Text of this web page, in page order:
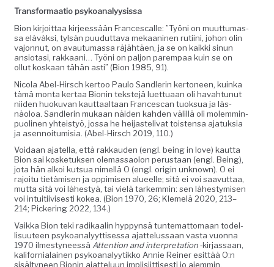
Trans­for­maa­tio psykoanalyysissa
Bion kir­joit­taa kir­jeessään Francescalle: ”Työni on muut­tumas­
sa eläväk­si, tyl­sän puudut­ta­va mekaa­ni­nen ruti­i­ni, johon olin
vajon­nut, on avau­tu­mas­sa räjähtäen, ja se on kaik­ki sin­un
ansio­tasi, rakkaani… Työni on paljon parem­paa kuin se on
ollut koskaan tähän asti” (Bion 1985, 91).
Nico­la Abel-Hirsch ker­too Paulo San­d­lerin ker­toneen, kuin­ka
tämä mon­ta ker­taa Bion­in tek­ste­jä luet­tuaan oli havah­tunut
niiden huoku­van kaut­taal­taan Frances­can tuok­sua ja läs­
näoloa. San­d­lerin mukaan näi­den kah­den välil­lä oli molem­min­
puo­li­nen yhteistyö, jos­sa he hei­jaste­liv­at tois­t­en­sa ajatuk­sia
ja asen­noi­tu­misia. (Abel-Hirsch 2019, 110.)
Voidaan ajatel­la, että rakkau­den (engl. being in love) kaut­ta
Bion sai kos­ke­tuk­sen ole­mas­saolon perus­taan (engl. Being),
jota hän alkoi kut­sua nimel­lä O (engl. ori­gin unknown). O ei
rajoitu tietämisen ja oppimisen alueelle; sitä ei voi saavut­taa,
mut­ta sitä voi läh­estyä, tai vielä tarkem­min: sen läh­estymisen
voi intu­iti­ivis­es­ti kokea. (Bion 1970, 26; Klemelä 2020, 213–
214; Pick­er­ing 2022, 134.)
Vaik­ka Bion teki radikaalin hyp­pyn­sä tun­tem­at­tomaan todel­
lisu­u­teen psyko­ana­lyyt­tises­sa ajat­telus­saan vas­ta vuon­na
1970 ilmestyneessä Atten­tion and inter­pre­ta­tion‑kir­jas­saan,
kali­for­nialainen psyko­ana­lyytikko Annie Rein­er esit­tää O:n
sisäl­tyneen Bion­in ajat­telu­un implisi­it­tis­es­ti jo aiem­min.